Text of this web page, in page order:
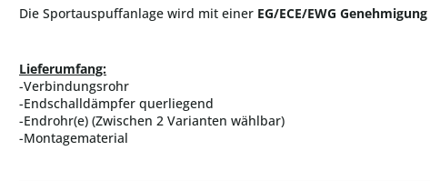
Die Sportauspuffanlage wird mit einer EG/ECE/EWG Genehmigung
Lieferumfang:
-Verbindungsrohr
-Endschalldämpfer querliegend
-Endrohr(e) (Zwischen 2 Varianten wählbar)
-Montagematerial